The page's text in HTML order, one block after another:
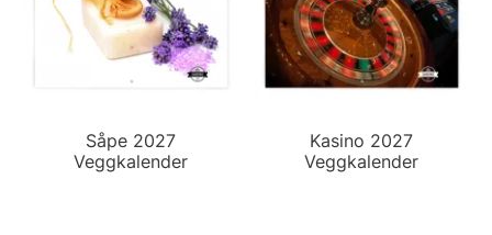
Såpe 2027
Veggkalender
Kasino 2027
Veggkalender